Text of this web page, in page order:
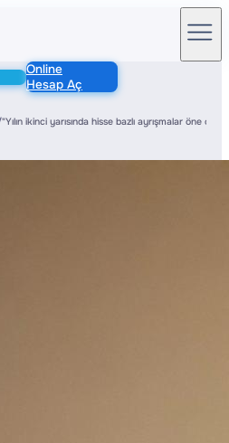
Online
Hesap Aç
"Yılın ikinci yarısında hisse bazlı ayrışmalar öne